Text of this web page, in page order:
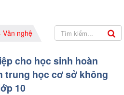
Văn nghệ
cho học sinh hoàn
trung học cơ sở không
10